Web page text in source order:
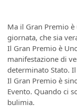
Ma il Gran Premio
giornata, che sia
Il Gran Premio è
manifestazione di
determinato Stato.
Il Gran Premio è
Evento. Quando ci
bulimia.